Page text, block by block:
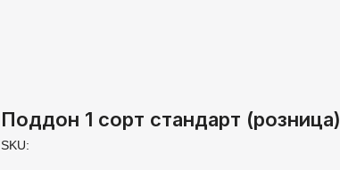
Поддон 1 сорт стандарт (розница)
SKU: